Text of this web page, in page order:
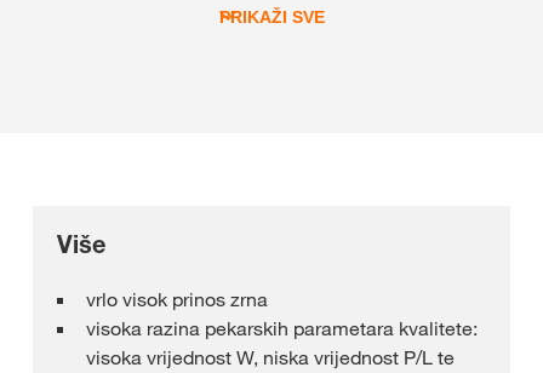
PRIKAŽI SVE
Više
vrlo visok prinos zrna
visoka razina pekarskih parametara kvalitete:
visoka vrijednost W, niska vrijednost P/L te